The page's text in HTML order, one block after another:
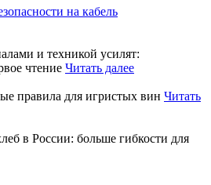
на кабель
и техникой усилят:
чтение Читать далее
правила для игристых вин Читать
в России: больше гибкости для